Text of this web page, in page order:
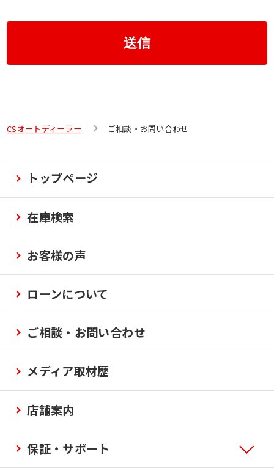
送信
CSオートディーラー ご相談・お問い合わせ
トップページ
在庫検索
お客様の声
ローンについて
ご相談・お問い合わせ
メディア取材歴
店舗案内
保証・サポート